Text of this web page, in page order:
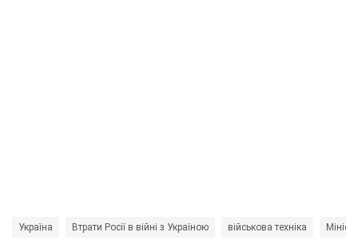
Україна Втрати Росії в війні з Україною військова техніка